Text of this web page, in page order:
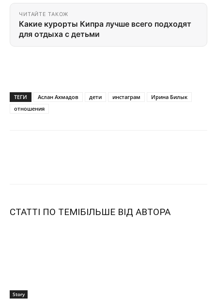
ЧИТАЙТЕ ТАКОЖ
Какие курорты Кипра лучше всего подходят
для отдыха с детьми
ТЕГИ Аслан Ахмадов дети инстаграм
Ирина Билык
отношения
СТАТТІ ПО ТЕМІБІЛЬШЕ ВІД АВТОРА
Story